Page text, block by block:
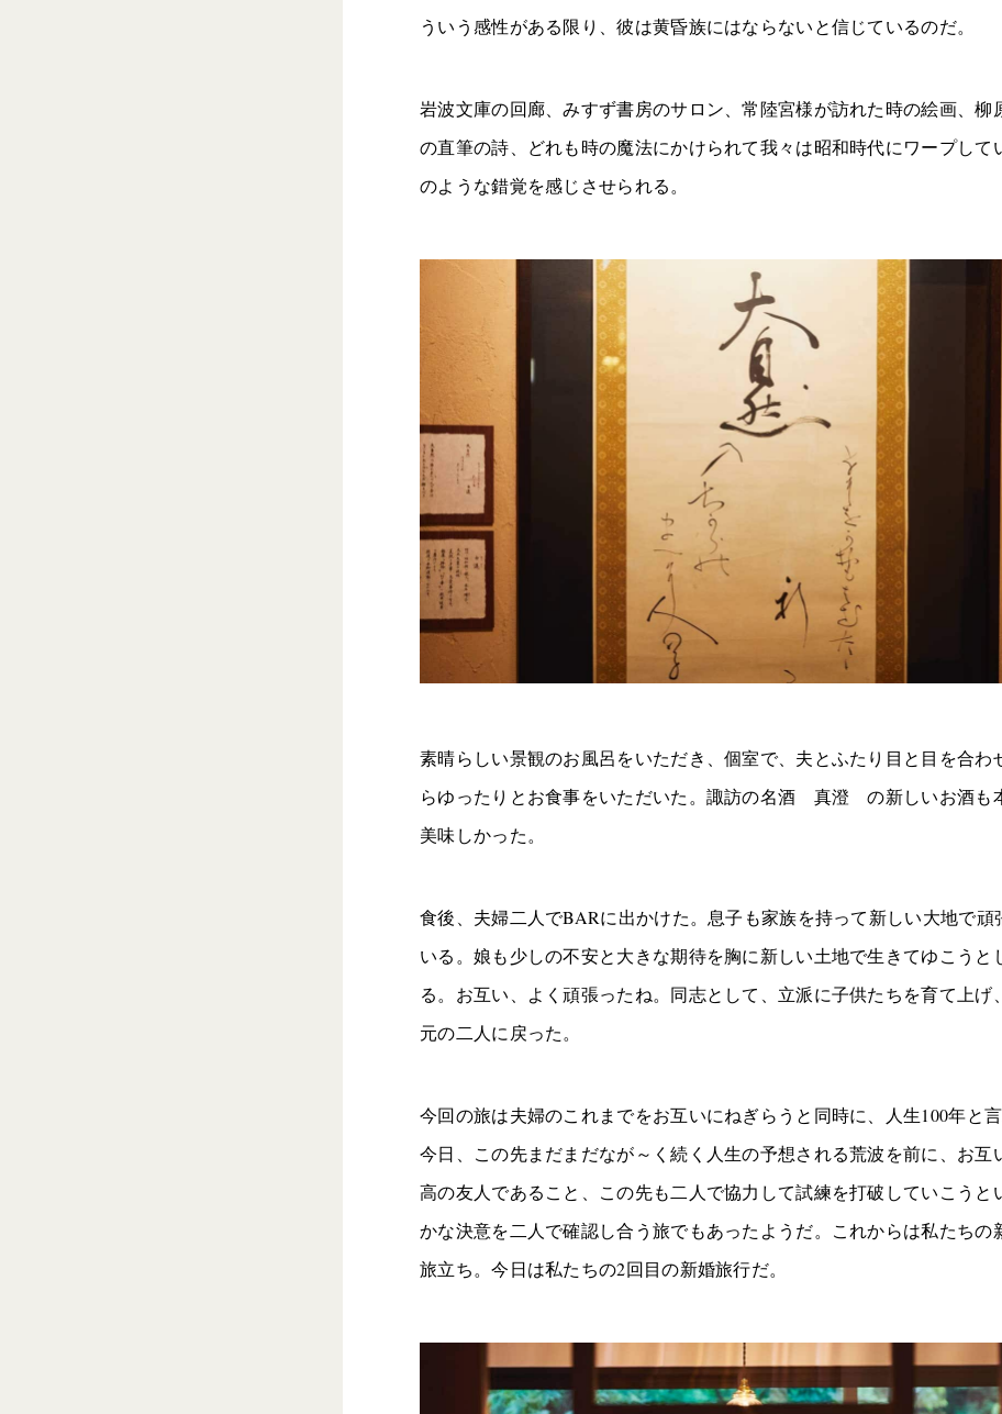
ういう感性がある限り、彼は黄昏族にはならないと信じているのだ。
岩波文庫の回廊、みすず書房のサロン、常陸宮様が訪れた時の絵画、柳
の直筆の詩、どれも時の魔法にかけられて我々は昭和時代にワープして
のような錯覚を感じさせられる。
素晴らしい景観のお風呂をいただき、個室で、夫とふたり目と目を合わ
らゆったりとお食事をいただいた。諏訪の名酒 真澄 の新しいお酒も
美味しかった。
食後、夫婦二人でBARに出かけた。息子も家族を持って新しい大地で頑
いる。娘も少しの不安と大きな期待を胸に新しい土地で生きてゆこうと
る。お互い、よく頑張ったね。同志として、立派に子供たちを育て上げ
元の二人に戻った。
今回の旅は夫婦のこれまでをお互いにねぎらうと同時に、人生100年と
今日、この先まだまだなが～く続く人生の予想される荒波を前に、お互
高の友人であること、この先も二人で協力して試練を打破していこうと
かな決意を二人で確認し合う旅でもあったようだ。これからは私たちの
旅立ち。今日は私たちの2回目の新婚旅行だ。